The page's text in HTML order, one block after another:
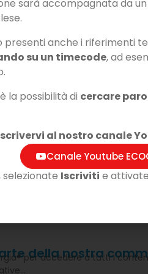
ARTIFICIALE – Impiego
della funzione
della nostra
per accedere a tutti i
sarà accompagnata da un
presenti anche i riferimenti
su un timecode, ad
la possibilità di cercare
al nostro canale
Canale Youtube
selezionate Iscriviti e